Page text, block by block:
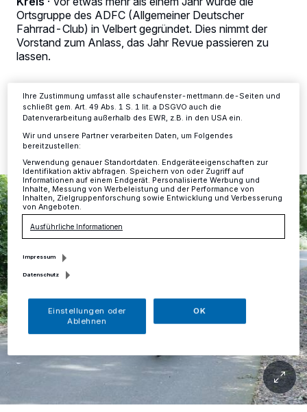
Ortsgruppe des ADFC (Allgemeiner Deutscher
Fahrrad-Club) in Velbert gegründet. Dies nimmt der
Vorstand zum Anlass, das Jahr Revue passieren zu
lassen.
01.01.2016 , 13:21 Uhr Eine Minute Lesezeit
Zwecke. Wenn Tracker deaktiviert sind, sind manche Inhalte und
Anzeigen möglicherweise nicht mehr so relevant für Sie. Sie können
dieses Menü jederzeit wieder aufrufen, um Ihre Einstellungen zu
ändern oder Ihre Einwilligung zu widerrufen, indem Sie auf den Link
Einstellungen oder Ablehnen am unteren Rand der Webseite klicken.
Ihre Zustimmung umfasst alle schaufenster-mettmann.de-Seiten und
schließt gem. Art. 49 Abs. 1 S. 1 lit. a DSGVO auch die
Datenverarbeitung außerhalb des EWR, z.B. in den USA ein.
Wir und unsere Partner verarbeiten Daten, um Folgendes
bereitzustellen:
Verwendung genauer Standortdaten. Endgeräteeigenschaften zur
Identifikation aktiv abfragen. Speichern von oder Zugriff auf
Informationen auf einem Endgerät. Personalisierte Werbung und
Inhalte, Messung von Werbeleistung und der Performance von
Inhalten, Zielgruppenforschung sowie Entwicklung und Verbesserung
von Angeboten.
Ausführliche Informationen
Impressum
Datenschutz
Einstellungen oder
Ablehnen
OK